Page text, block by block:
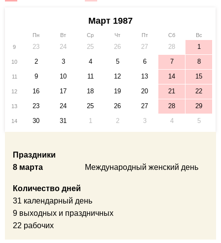
Март 1987
Пн Вт Ср Чт Пт Сб
Вс
9
23 24 25 26 27 28 1
10 2 3 4 5 6 7 8
11 9 10 11 12 13 14 15
12 16 17 18 19 20 21 22
13 23 24 25 26 27 28 29
14 30 31 1 2 3 4 5
Праздники
8 марта
Международный женский день
Количество дней
31 календарный день
9 выходных и праздничных
22 рабочих